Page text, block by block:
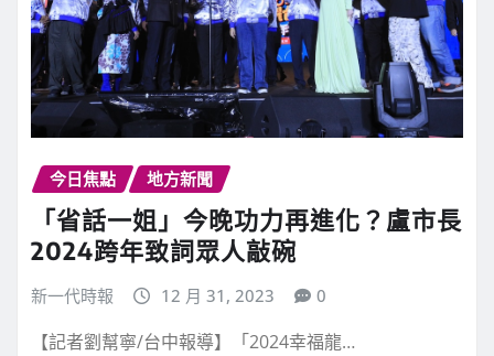
今日焦點 地方新聞
「省話一姐」今晚功力再進化？盧市長
2024跨年致詞眾人敲碗
新一代時報 12 月 31, 2023 0
【記者劉幫寧/台中報導】「2024幸福龍…